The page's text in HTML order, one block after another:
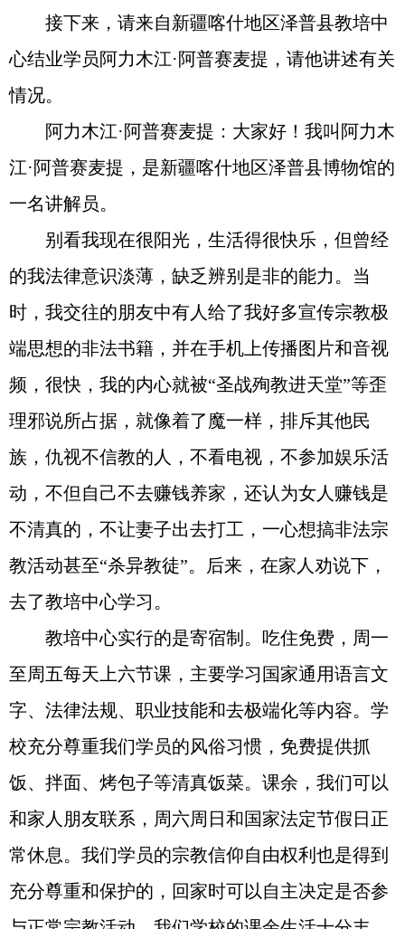
接下来，请来自新疆喀什地区泽普县教培中
心结业学员阿力木江·阿普赛麦提，请他讲述有关
情况。
阿力木江·阿普赛麦提：大家好！我叫阿力木
江·阿普赛麦提，是新疆喀什地区泽普县博物馆的
一名讲解员。
别看我现在很阳光，生活得很快乐，但曾经
的我法律意识淡薄，缺乏辨别是非的能力。当
时，我交往的朋友中有人给了我好多宣传宗教极
端思想的非法书籍，并在手机上传播图片和音视
频，很快，我的内心就被“圣战殉教进天堂”等歪
理邪说所占据，就像着了魔一样，排斥其他民
族，仇视不信教的人，不看电视，不参加娱乐活
动，不但自己不去赚钱养家，还认为女人赚钱是
不清真的，不让妻子出去打工，一心想搞非法宗
教活动甚至“杀异教徒”。后来，在家人劝说下，
去了教培中心学习。
教培中心实行的是寄宿制。吃住免费，周一
至周五每天上六节课，主要学习国家通用语言文
字、法律法规、职业技能和去极端化等内容。学
校充分尊重我们学员的风俗习惯，免费提供抓
饭、拌面、烤包子等清真饭菜。课余，我们可以
和家人朋友联系，周六周日和国家法定节假日正
常休息。我们学员的宗教信仰自由权利也是得到
充分尊重和保护的，回家时可以自主决定是否参